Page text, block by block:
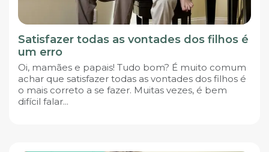
Satisfazer todas as vontades dos filhos é
um erro
Oi, mamães e papais! Tudo bom? É muito comum
achar que satisfazer todas as vontades dos filhos é
o mais correto a se fazer. Muitas vezes, é bem
difícil falar...